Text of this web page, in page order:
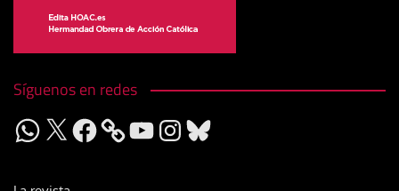
Síguenos en redes
WhatsApp
X Facebook YouTubeInstagram
Bluesky